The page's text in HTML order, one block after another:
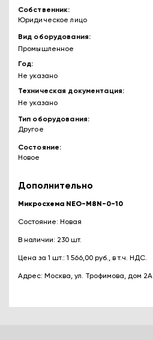
Собственник
Юридическое лицо
Вид оборудования
Промышленное
Год
Не указано
Техническая документация
Не указано
Тип оборудования
Другое
Состояние
Новое
Дополнительно
Микросхема NEO-M8N-0-10
Состояние: Новая
В наличии: 230 шт.
Цена за 1 шт.: 1 566,00 руб., в т.ч. НДС.
Адрес: Москва, ул. Трофимова, дом 2А